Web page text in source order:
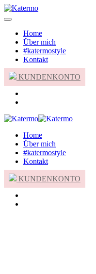
Home
Über mich
#katermostyle
Kontakt
KUNDENKONTO
Home
Über mich
#katermostyle
Kontakt
KUNDENKONTO